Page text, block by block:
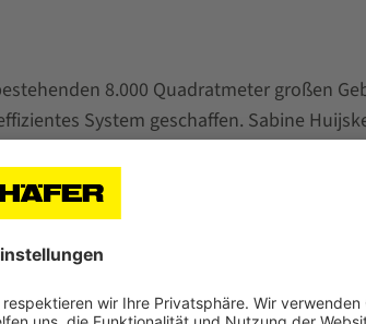
8.000 Quadratmeter großen
System geschaffen. Sabine
Betrieb? Und was ist das logischste
Praxis umgesetzt, was vor allem die
Lager geliefert und war somit
Ausschreibung für das neue